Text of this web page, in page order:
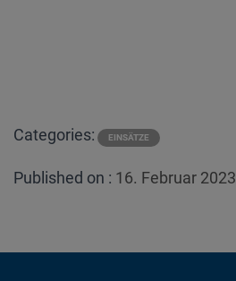
Categories: EINSÄTZE
Published on : Posted
16. Februar 2023